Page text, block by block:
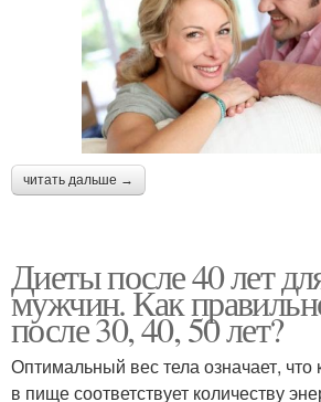
читать дальше →
Диеты после 40 лет
мужчин. Как
после 30, 40, 50 лет?
Оптимальный вес тела означает, что
в пище соответствует количеству